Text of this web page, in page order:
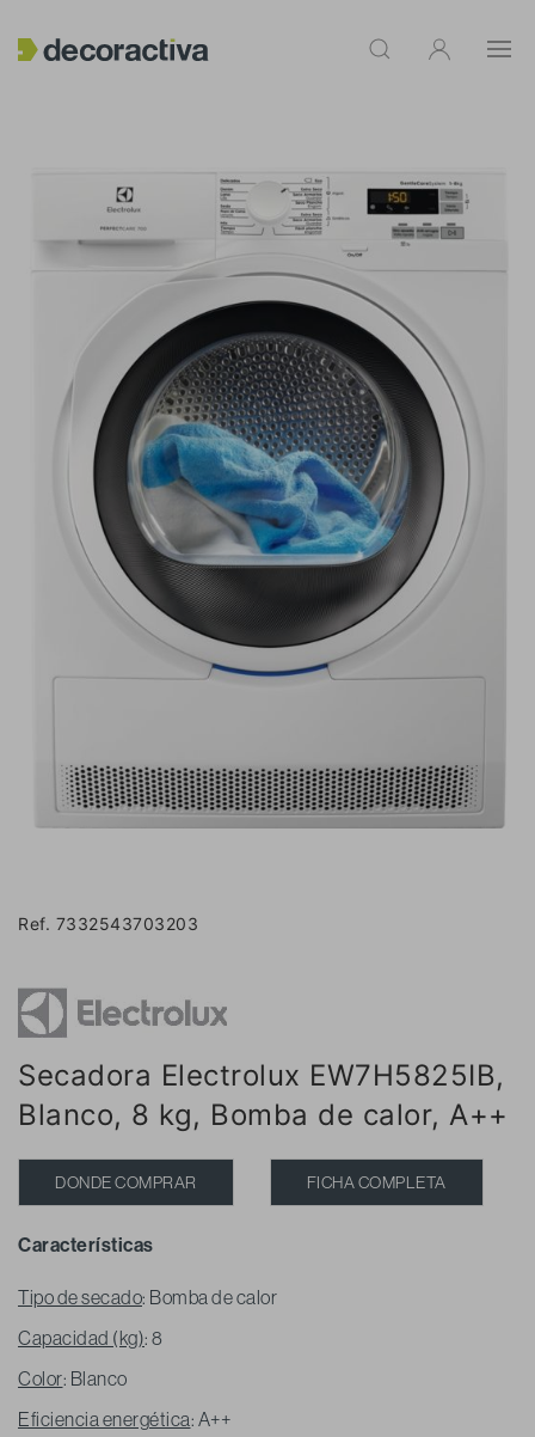
Ref. 7332543703203
Secadora Electrolux EW7H5825IB,
Blanco, 8 kg, Bomba de calor, A++
DONDE COMPRAR FICHA COMPLETA
Características
Tipo de secado: Bomba de calor
Capacidad (kg): 8
Color: Blanco
Eficiencia energética: A++